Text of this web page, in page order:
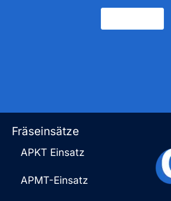
Fräseinsätze
APKT Einsatz
APMT-Einsatz